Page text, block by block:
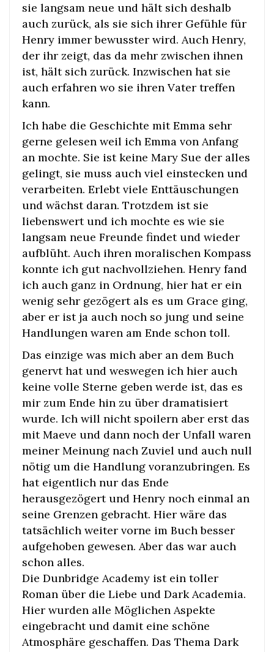
sie langsam neue und hält sich deshalb
auch zurück, als sie sich ihrer Gefühle für
Henry immer bewusster wird. Auch Henry,
der ihr zeigt, das da mehr zwischen ihnen
ist, hält sich zurück. Inzwischen hat sie
auch erfahren wo sie ihren Vater treffen
kann.
Ich habe die Geschichte mit Emma sehr
gerne gelesen weil ich Emma von Anfang
an mochte. Sie ist keine Mary Sue der alles
gelingt, sie muss auch viel einstecken und
verarbeiten. Erlebt viele Enttäuschungen
und wächst daran. Trotzdem ist sie
liebenswert und ich mochte es wie sie
langsam neue Freunde findet und wieder
aufblüht. Auch ihren moralischen Kompass
konnte ich gut nachvollziehen. Henry fand
ich auch ganz in Ordnung, hier hat er ein
wenig sehr gezögert als es um Grace ging,
aber er ist ja auch noch so jung und seine
Handlungen waren am Ende schon toll.
Das einzige was mich aber an dem Buch
genervt hat und weswegen ich hier auch
keine volle Sterne geben werde ist, das es
mir zum Ende hin zu über dramatisiert
wurde. Ich will nicht spoilern aber erst das
mit Maeve und dann noch der Unfall waren
meiner Meinung nach Zuviel und auch null
nötig um die Handlung voranzubringen. Es
hat eigentlich nur das Ende
herausgezögert und Henry noch einmal an
seine Grenzen gebracht. Hier wäre das
tatsächlich weiter vorne im Buch besser
aufgehoben gewesen. Aber das war auch
schon alles.
Die Dunbridge Academy ist ein toller
Roman über die Liebe und Dark Academia.
Hier wurden alle Möglichen Aspekte
eingebracht und damit eine schöne
Atmosphäre geschaffen. Das Thema Dark